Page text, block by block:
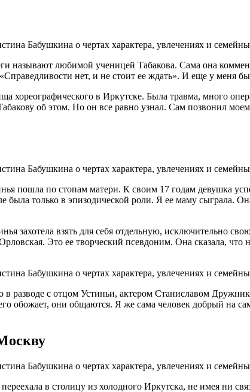
называют любимой ученицей Табакова. Сама она
нет, и не стоит ее ждать». И еще у меня
хореографического в Иркутске. Была травма, много
об этом. Но он все равно узнал. Сам позвонил
пошла по стопам матери. К своим 17 годам девушка
была только в эпизодической роли. Я ее маму сыграла.
захотела взять для себя отдельную,
Это ее творческий псевдоним. Она сказала,
в разводе с отцом Устиньи, актером Станиславом
обожает, они общаются. Я же сама человек добрый
в столицу из холодного Иркутска, не имея ни